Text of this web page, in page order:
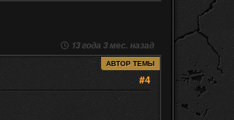
13 года 3 мес. назад
АВТОР ТЕМЫ
#4